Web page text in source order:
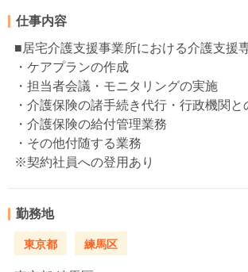
仕事内容
■居宅介護支援事業所における介護支援
・ケアプランの作成
・担当者会議・モニタリングの実施
・介護保険の諸手続き代行・行政機関と
・介護保険の給付管理業務
・その他付随する業務
※契約社員への登用あり
勤務地
東京都 練馬区